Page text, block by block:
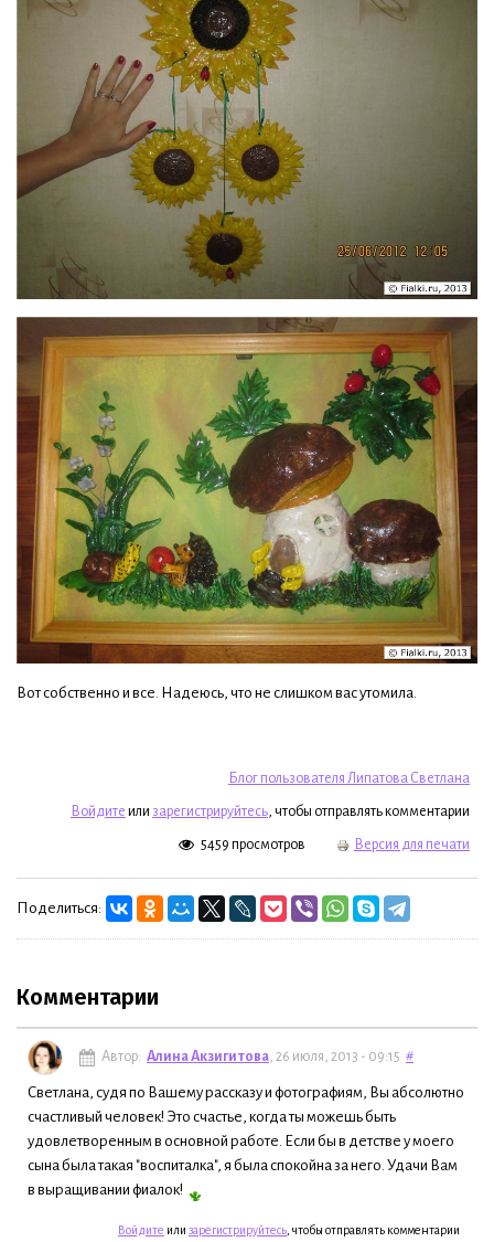
Вот собственно и все. Надеюсь, что не слишком вас утомила.
Блог пользователя Липатова Светлана
Войдите или зарегистрируйтесь, чтобы отправлять комментарии
5459 просмотров Версия для печати
Поделиться:
Комментарии
Автор: Алина Акзигитова, 26 июля, 2013 - 09:15 #
Светлана, судя по Вашему рассказу и фотографиям, Вы абсолютно
счастливый человек! Это счастье, когда ты можешь быть
удовлетворенным в основной работе. Если бы в детстве у моего
сына была такая "воспиталка", я была спокойна за него. Удачи Вам
в выращивании фиалок!
Войдите или зарегистрируйтесь , чтобы отправлять комментарии